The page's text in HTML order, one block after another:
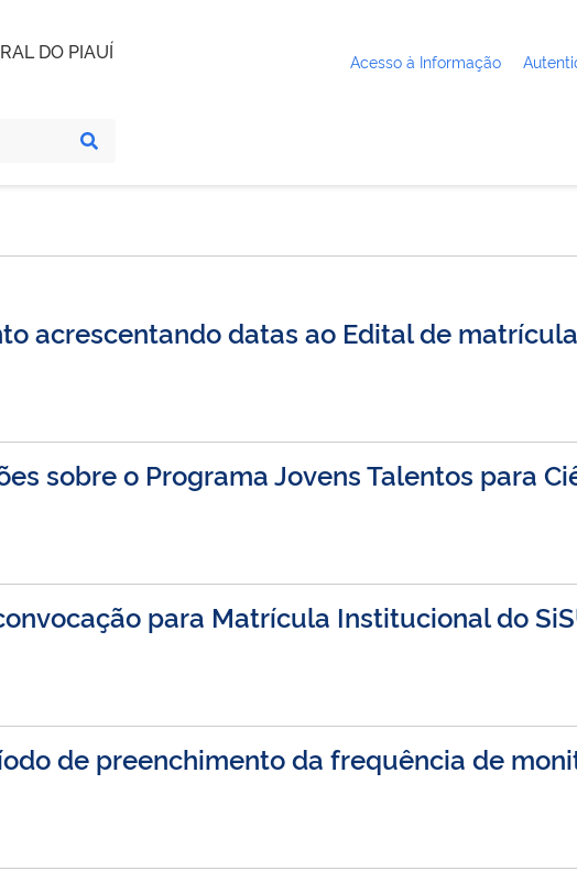
DO PIAUÍ Acesso à Informação
acrescentando datas ao Edital de
sobre o Programa Jovens Talentos para
para Matrícula Institucional do
de preenchimento da frequência de